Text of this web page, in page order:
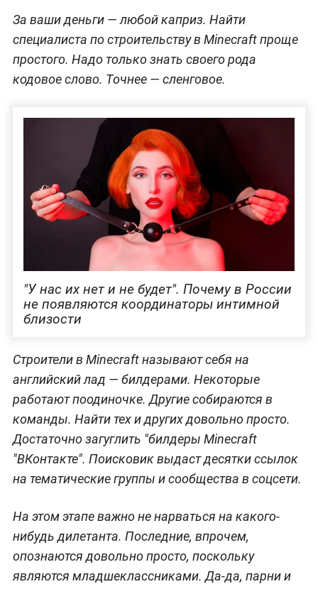
За ваши деньги — любой каприз. Найти
специалиста по строительству в Minecraft проще
простого. Надо только знать своего рода
кодовое слово. Точнее — сленговое.
"У нас их нет и не будет". Почему в России
не появляются координаторы интимной
близости
Строители в Minecraft называют себя на
английский лад — билдерами. Некоторые
работают поодиночке. Другие собираются в
команды. Найти тех и других довольно просто.
Достаточно загуглить "билдеры Minecraft
"ВКонтакте". Поисковик выдаст десятки ссылок
на тематические группы и сообщества в соцсети.
На этом этапе важно не нарваться на какого-
нибудь дилетанта. Последние, впрочем,
опознаются довольно просто, поскольку
являются младшеклассниками. Да-да, парни и